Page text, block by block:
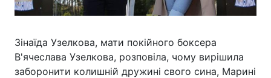
Зінаїда Узелкова, мати покійного боксера
В'ячеслава Узелкова, розповіла, чому вирішила
заборонити колишній дружині свого сина, Марині